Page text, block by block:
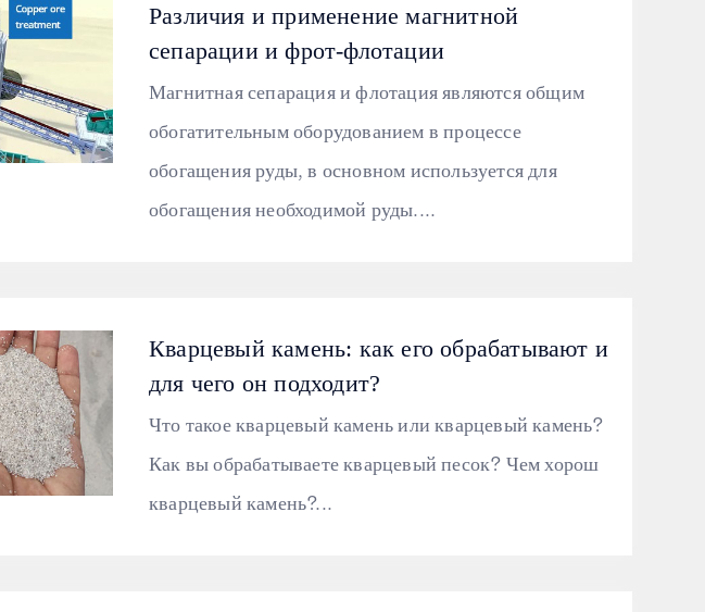
Различия и применение магнитной
сепарации и фрот-флотации
Магнитная сепарация и флотация являются общим
обогатительным оборудованием в процессе
обогащения руды, в основном используется для
обогащения необходимой руды....
Кварцевый камень: как его обрабатывают и
для чего он подходит?
Что такое кварцевый камень или кварцевый камень?
Как вы обрабатываете кварцевый песок? Чем хорош
кварцевый камень?...